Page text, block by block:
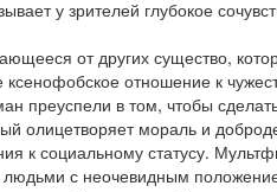
у зрителей глубокое
от других существо,
отношение к
преуспели в том, чтобы
олицетворяет мораль и
к социальному статусу.
с неочевидным